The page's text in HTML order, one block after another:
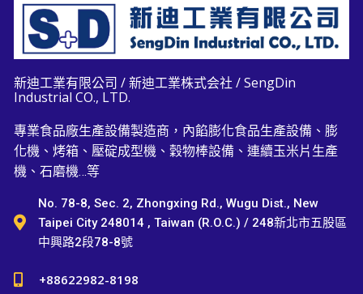
新迪工業有限公司 / 新迪工業株式会社 / SengDin
Industrial CO., LTD.
專業食品廠生產設備製造商，內餡膨化食品生產設備、膨
化機、烤箱、壓碇成型機、穀物棒設備、連續玉米片生產
機、石磨機…等
No. 78-8, Sec. 2, Zhongxing Rd., Wugu Dist., New
Taipei City 248014 , Taiwan (R.O.C.) / 248新北市五股區
中興路2段78-8號
+88622982-8198